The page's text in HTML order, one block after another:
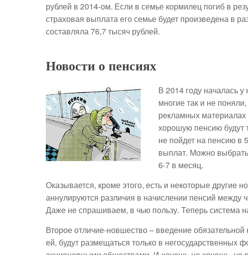
рублей в 2014-ом. Если в семье кормилец погиб в
страховая выплата его семье будет произведена в
составляла 76,7 тысяч рублей.
Новости о пенсиях
В 2014 году началась
многие так и не
рекламных
хорошую пенсию будут
не пойдет на пенсию в
выплат. Можно
6-7 в месяц.
Оказывается, кроме этого, есть и некоторые другие
аннулируются различия в начислении пенсий
Даже не спрашиваем, в чью пользу. Теперь система
Второе отличие-новшество – введение
ей, будут размещаться только в